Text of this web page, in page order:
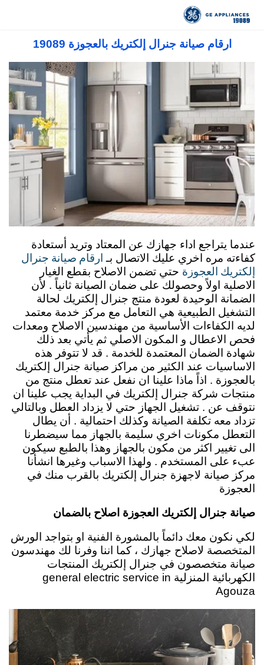
ارقام صيانة جنرال إلكتريك بالعجوزة 19089
عندما يتراجع اداء جهازك عن المعتاد وتريد أستعادة
كفاءته مره اخري عليك الاتصال بـ ارقام صيانة جنرال
إلكتريك العجوزة حتي تضمن الاصلاح بقطع الغيار
الاصلية اولاً وحصولك على ضمان الصيانة ثانياً . لأن
الضمانة الوحيدة لعودة منتج جنرال إلكتريك لحالة
التشغيل الطبيعية هي التعامل مع مركز خدمة معتمد
لديه الكفاءات الأساسية من مهندسين الاصلاح ومعدات
فحص الاعطال و المكون الاصلي ثم يأتي بعد ذلك
شهادة الضمان المعتمدة للخدمة . قد لا تتوفر هذه
الاساسيات عند الكثير من مراكز صيانة جنرال إلكتريك
بالعجوزة . اذاً ماذا علينا ان نفعل عند تعطل منتج من
منتجات شركة جنرال إلكتريك في البداية يجب علينا ان
نتوقف عن . تشغيل الجهاز حتي لا يزداد العطل وبالتالي
تزداد معه تكلفة الصيانة وكذلك احتمالية . أن يطال
التعطل مكونات اخري سليمة بالجهاز مما سيضطرنا
الى تغيير اكثر من مكون بالجهاز وهذا بالطبع سيكون
عبء على المستخدم . ولهذا الاسباب وغيرها انشأنا
مركز صيانة لاجهزة جنرال إلكتريك بالقرب منك في
العجوزة
صيانة جنرال إلكتريك العجوزة اصلاح بالضمان
لكي نكون معك دائماً بالمشورة الفنية او بتواجد الورش
المتخصصة لاصلاح جهازك ، كما اننا وفرنا لك مهندسون
صيانة متخصصون في جنرال إلكتريك المنتجات
الكهربائية المنزلية general electric service in
Agouza
جنرال اليكتريك المعتمد في مصر